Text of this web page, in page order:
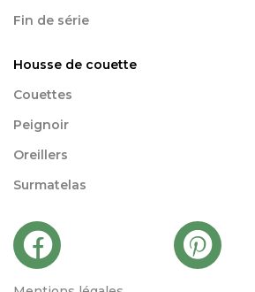
Fin de série
Housse de couette
Couettes
Peignoir
Oreillers
Surmatelas